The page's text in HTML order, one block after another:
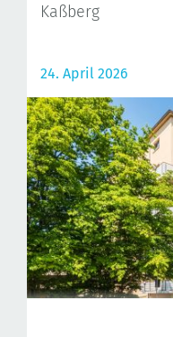
Kaßberg
24. April 2026